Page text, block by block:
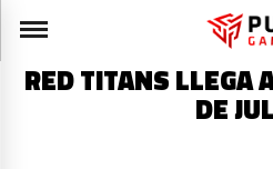
RED TITANS LLEGA
DE